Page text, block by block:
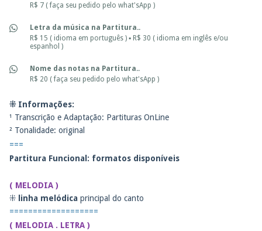
R$ 7 ( faça seu pedido pelo what'sApp )
Letra da música na Partitura..
R$ 15 ( idioma em português ) ▪ R$ 30 ( idioma em inglês e/ou
espanhol )
Nome das notas na Partitura..
R$ 20 ( faça seu pedido pelo what'sApp )
⁜ Informações:
¹ Transcrição e Adaptação: Partituras OnLine
² Tonalidade: original
===
Partitura Funcional: formatos disponíveis
( MELODIA )
⁜ linha melódica principal do canto
===================
( MELODIA . LETRA )